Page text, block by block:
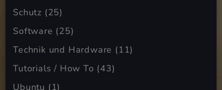
Schutz (25)
Software (25)
Technik und Hardware (11)
Tutorials / How To (43)
Ubuntu (1)